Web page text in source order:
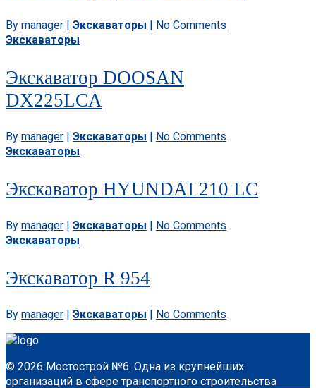
By manager | Экскаваторы | No Comments
Экскаваторы
Экскаватор DOOSAN
DX225LCA
By manager | Экскаваторы | No Comments
Экскаваторы
Экскаватор HYUNDAI 210 LC
By manager | Экскаваторы | No Comments
Экскаваторы
Экскаватор R 954
By manager | Экскаваторы | No Comments
© 2026 Мостострой №6. Одна из крупнейших
организаций в сфере транспортного строительства